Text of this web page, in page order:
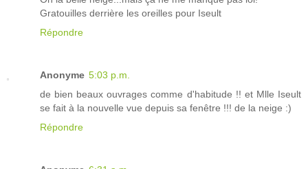
Gratouilles derrière les oreilles pour Iseult
Répondre
Anonyme 5:03 p.m.
de bien beaux ouvrages comme d'habitude !! et Mlle Iseult
se fait à la nouvelle vue depuis sa fenêtre !!! de la neige :)
Répondre